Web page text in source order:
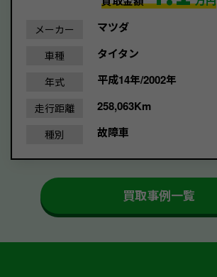
メーカー マツダ
車種 タイタン
年式 平成14年/2002年
走行距離 258,063Km
種別 故障車
買取事例一覧